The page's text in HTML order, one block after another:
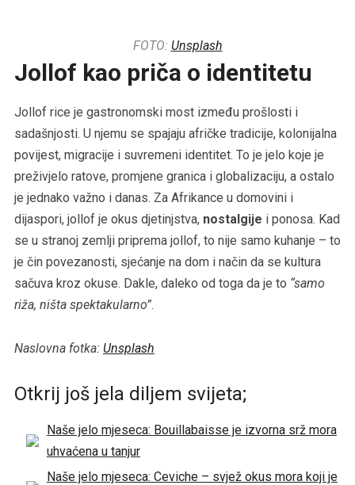
FOTO: Unsplash
Jollof kao priča o identitetu
Jollof rice je gastronomski most između prošlosti i
sadašnjosti. U njemu se spajaju afričke tradicije, kolonijalna
povijest, migracije i suvremeni identitet. To je jelo koje je
preživjelo ratove, promjene granica i globalizaciju, a ostalo
je jednako važno i danas. Za Afrikance u domovini i
dijaspori, jollof je okus djetinjstva, nostalgije i ponosa. Kad
se u stranoj zemlji priprema jollof, to nije samo kuhanje – to
je čin povezanosti, sjećanje na dom i način da se kultura
sačuva kroz okuse. Dakle, daleko od toga da je to “samo
riža, ništa spektakularno”.
Naslovna fotka: Unsplash
Otkrij još jela diljem svijeta;
Naše jelo mjeseca: Bouillabaisse je izvorna srž mora
uhvaćena u tanjur
Naše jelo mjeseca: Ceviche – svjež okus mora koji je